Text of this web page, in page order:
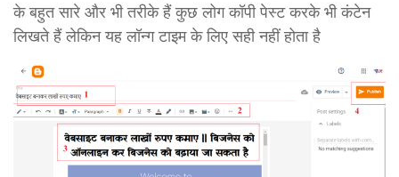
के बहुत सारे और भी तरीके हैं कुछ लोग कॉपी पेस्ट करके भी कंटेन
लिखते हैं लेकिन यह लॉन्ग टाइम के लिए सही नहीं होता है